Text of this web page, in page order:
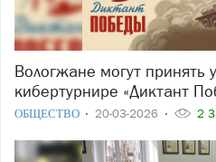
Вологжане могут принять участие в первом
кибертурнире «Диктант
ОБЩЕСТВО 20-03-2026 2